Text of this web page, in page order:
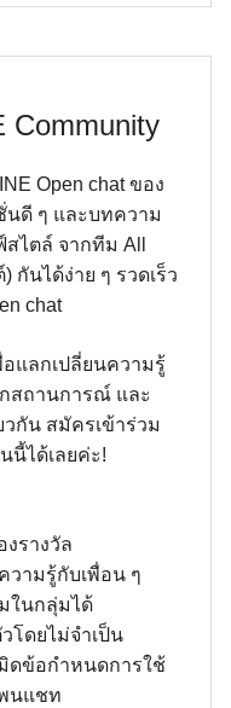
Community
Open chat ของ
นดี ๆ และบทความ
ไตล์ จากทีม All
กันได้ง่าย ๆ รวดเร็ว
chat
แลกเปลี่ยนความรู้
สถานการณ์ และ
กัน สมัครเข้าร่วม
นี้ได้เลยค่ะ!
รางวัล
วามรู้กับเพื่อน ๆ
ในกลุ่มได้
โดยไม่จำเป็น
ดข้อกำหนดการใช้
นแชท